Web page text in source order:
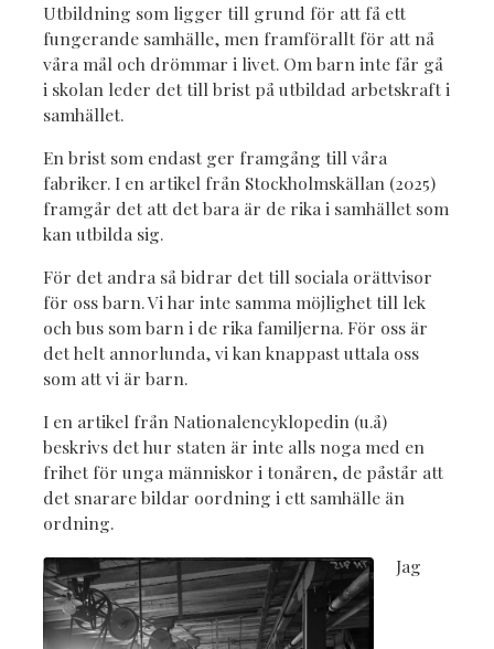
Utbildning som ligger till grund för att få ett
fungerande samhälle, men framförallt för att nå
våra mål och drömmar i livet. Om barn inte får gå
i skolan leder det till brist på utbildad arbetskraft i
samhället.
En brist som endast ger framgång till våra
fabriker. I en artikel från Stockholmskällan (2025)
framgår det att det bara är de rika i samhället som
kan utbilda sig.
För det andra så bidrar det till sociala orättvisor
för oss barn. Vi har inte samma möjlighet till lek
och bus som barn i de rika familjerna. För oss är
det helt annorlunda, vi kan knappast uttala oss
som att vi är barn.
I en artikel från Nationalencyklopedin (u.å)
beskrivs det hur staten är inte alls noga med en
frihet för unga människor i tonåren, de påstår att
det snarare bildar oordning i ett samhälle än
ordning.
Jag